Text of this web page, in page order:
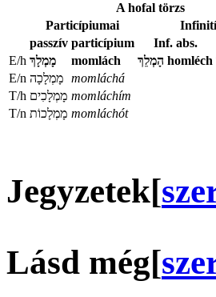
A hofal törzs
Particípiumai
passzív particípium
Inf. abs.
E/h מָמְלָךְ momlách הָמְלֵךְ homléch
E/n מָמְלָכָה momláchá
T/h מָמְלָכִים momláchím
T/n מָמְלָכוֹת momláchót
Jegyzetek[
Lásd még[